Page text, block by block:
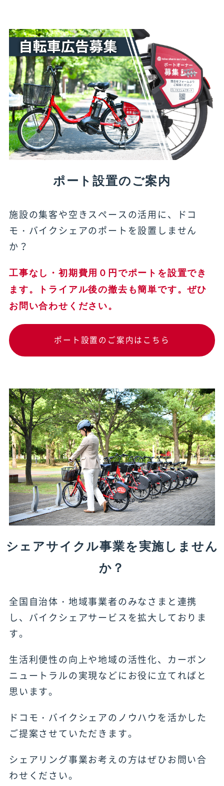
ポート設置のご案内
施設の集客や空きスペースの活用に、ドコ
モ・バイクシェアのポートを設置しません
か？
工事なし・初期費用０円でポートを設置でき
ます。トライアル後の撤去も簡単です。ぜひ
お問い合わせください。
ポート設置のご案内はこちら
シェアサイクル事業を実施しません
か？
全国自治体・地域事業者のみなさまと連携
し、バイクシェアサービスを拡大しておりま
す。
生活利便性の向上や地域の活性化、カーボン
ニュートラルの実現などにお役に立てればと
思います。
ドコモ・バイクシェアのノウハウを活かした
ご提案させていただきます。
シェアリング事業お考えの方はぜひお問い合
わせください。